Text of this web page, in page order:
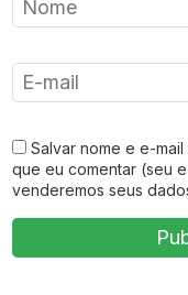
Salvar nome e e-
que eu comentar (seu
venderemos seus